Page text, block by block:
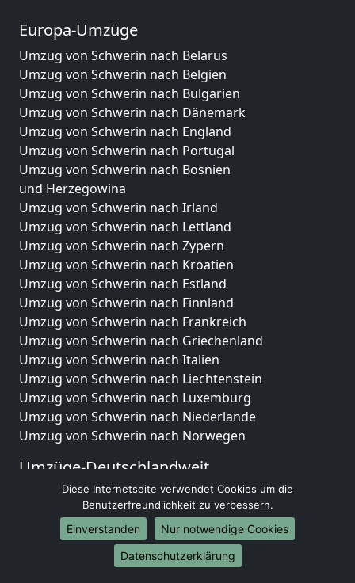
Europa-Umzüge
Umzug von Schwerin nach Belarus
Umzug von Schwerin nach Belgien
Umzug von Schwerin nach Bulgarien
Umzug von Schwerin nach Dänemark
Umzug von Schwerin nach England
Umzug von Schwerin nach Portugal
Umzug von Schwerin nach Bosnien
und Herzegowina
Umzug von Schwerin nach Irland
Umzug von Schwerin nach Lettland
Umzug von Schwerin nach Zypern
Umzug von Schwerin nach Kroatien
Umzug von Schwerin nach Estland
Umzug von Schwerin nach Finnland
Umzug von Schwerin nach Frankreich
Umzug von Schwerin nach Griechenland
Umzug von Schwerin nach Italien
Umzug von Schwerin nach Liechtenstein
Umzug von Schwerin nach Luxemburg
Umzug von Schwerin nach Niederlande
Umzug von Schwerin nach Norwegen
Umzüge-Deutschlandweit
Umzug von Schwerin nach Berlin
Umzug von Schwerin nach Hamburg
Umzug von Schwerin nach München
Umzug von Schwerin nach Köln
Umzug von Schwerin nach Frankfurt am Main
Diese Internetseite verwendet Cookies um die
Benutzerfreundlichkeit zu verbessern.
Einverstanden
Nur notwendige Cookies
Datenschutzerklärung